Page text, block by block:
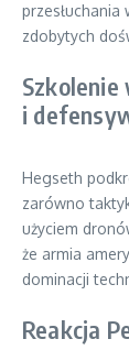
przesłuchania
zdobytych
i
Hegseth
zarówno
użyciem
że armia
dominacji
Reakcja